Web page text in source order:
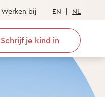
Werken bij EN | NL
Schrijf je kind in